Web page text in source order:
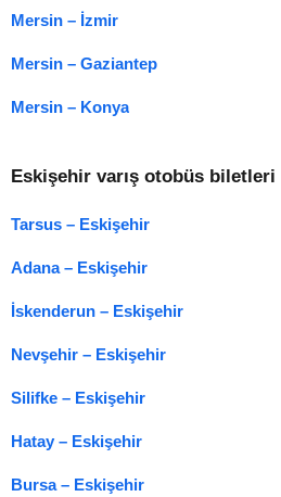
Mersin – İzmir
Mersin – Gaziantep
Mersin – Konya
Eskişehir varış otobüs biletleri
Tarsus – Eskişehir
Adana – Eskişehir
İskenderun – Eskişehir
Nevşehir – Eskişehir
Silifke – Eskişehir
Hatay – Eskişehir
Bursa – Eskişehir